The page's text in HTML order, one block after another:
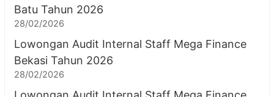
Batu Tahun 2026
28/02/2026
Lowongan Audit Internal Staff Mega Finance
Bekasi Tahun 2026
28/02/2026